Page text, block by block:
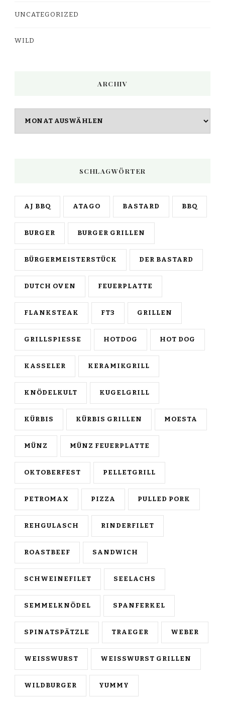
UNCATEGORIZED
WILD
ARCHIV
SCHLAGWÖRTER
AJ BBQ ATAGO BASTARD BBQ
BURGER BURGER GRILLEN
BÜRGERMEISTERSTÜCK DER BASTARD
DUTCH OVEN FEUERPLATTE
FLANKSTEAK FT3 GRILLEN
GRILLSPIESSE HOTDOG HOT DOG
KASSELER KERAMIKGRILL
KNÖDELKULT KUGELGRILL
KÜRBIS KÜRBIS GRILLEN MOESTA
MÜNZ MÜNZ FEUERPLATTE
OKTOBERFEST PELLETGRILL
PETROMAX PIZZA PULLED PORK
REHGULASCH RINDERFILET
ROASTBEEF SANDWICH
SCHWEINEFILET SEELACHS
SEMMELKNÖDEL SPANFERKEL
SPINATSPÄTZLE TRAEGER WEBER
WEISSWURST WEISSWURST GRILLEN
WILDBURGER YUMMY